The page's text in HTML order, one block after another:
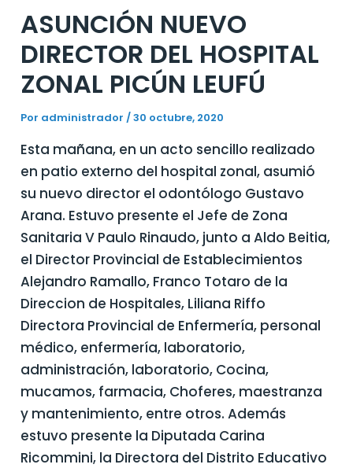
ASUNCIÓN NUEVO
DIRECTOR DEL HOSPITAL
ZONAL PICÚN LEUFÚ
Por administrador/30 octubre, 2020
Esta mañana, en un acto sencillo realizado
en patio externo del hospital zonal, asumió
su nuevo director el odontólogo Gustavo
Arana. Estuvo presente el Jefe de Zona
Sanitaria V Paulo Rinaudo, junto a Aldo Beitia,
el Director Provincial de Establecimientos
Alejandro Ramallo, Franco Totaro de la
Direccion de Hospitales, Liliana Riffo
Directora Provincial de Enfermería, personal
médico, enfermería, laboratorio,
administración, laboratorio, Cocina,
mucamos, farmacia, Choferes, maestranza
y mantenimiento, entre otros. Además
estuvo presente la Diputada Carina
Ricommini, la Directora del Distrito Educativo